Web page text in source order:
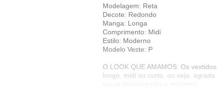
Modelagem: Reta
Decote: Redondo
Manga: Longa
Comprimento: Midi
Estilo: Moderno
Modelo Veste: P
O LOOK QUE AMAMOS: Os
longo, midi ou curto, ou seja,